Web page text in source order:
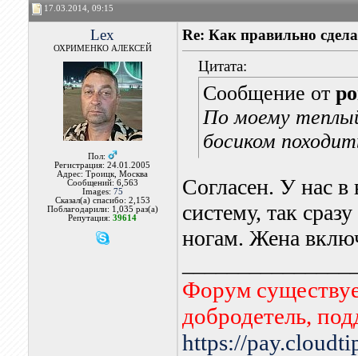
17.03.2014, 09:15
Lex
ОХРИМЕНКО АЛЕКСЕЙ
Пол:
Регистрация: 24.01.2005
Адрес: Троицк, Москва
Сообщений: 6,563
Images: 75
Сказал(а) спасибо: 2,153
Поблагодарили: 1,035 раз(а)
Репутация:39614
Re: Как правильно
Цитата:
Сообщение от
По моему
босиком
Согласен. У нас
систему, так
ногам. Жена
Форум
добродетель,
https://